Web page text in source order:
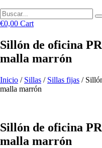
€0,00 Cart
Sillón de oficina
malla marrón
Inicio / Sillas / Sillas fijas /
malla marrón
Sillón de oficina
malla marrón